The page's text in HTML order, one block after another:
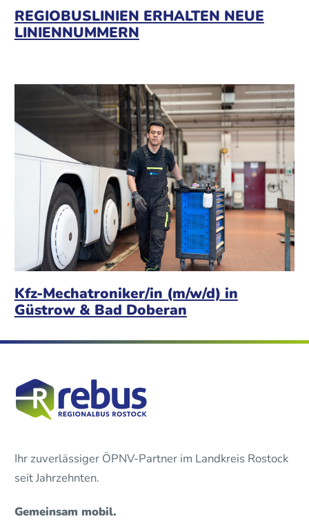
REGIOBUSLINIEN ERHALTEN NEUE
LINIENNUMMERN
Kfz-Mechatroniker/in (m/w/d) in
Güstrow & Bad Doberan
Ihr zuverlässiger ÖPNV-Partner im Landkreis Rostock
seit Jahrzehnten.
Gemeinsam mobil.